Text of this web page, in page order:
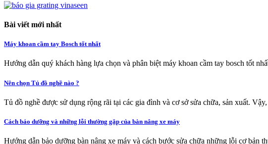
Bài viết mới nhất
Máy khoan cầm tay Bosch tốt nhất
Hướng dẫn quý khách hàng lựa chọn và phân biệt máy khoan cầm tay bosch tốt
Nên chọn Tủ đồ nghề nào ?
Tủ đồ nghề được sử dụng rộng rãi tại các gia đình và cơ sở sửa chữa, sản xuất.
Cách bảo dưỡng và những lỗi thường gặp của bàn nâng xe máy
Hướng dẫn bảo dưỡng bàn nâng xe máy và cách bước sửa chữa những lỗi cơ bản